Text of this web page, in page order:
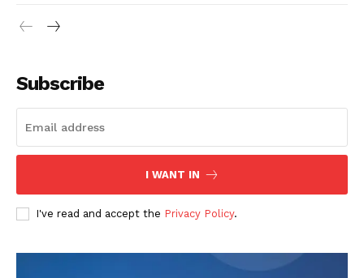
Subscribe
I WANT IN
I've read and accept the Privacy Policy.